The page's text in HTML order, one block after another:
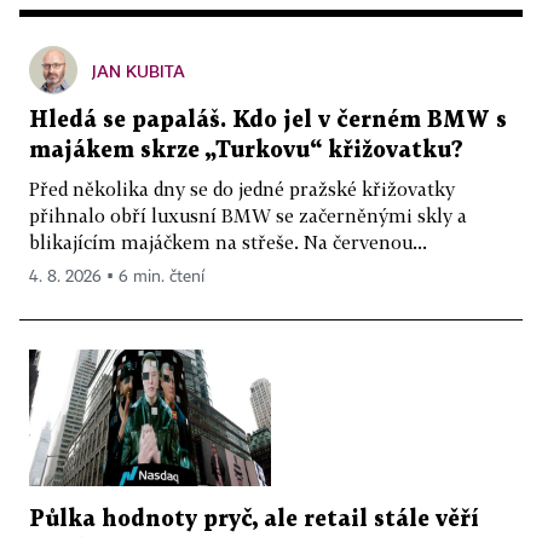
JAN KUBITA
Hledá se papaláš. Kdo jel v černém BMW s
majákem skrze „Turkovu“ křižovatku?
Před několika dny se do jedné pražské křižovatky
přihnalo obří luxusní BMW se začerněnými skly a
blikajícím majáčkem na střeše. Na červenou...
4. 8. 2026 ▪ 6 min. čtení
Půlka hodnoty pryč, ale retail stále věří